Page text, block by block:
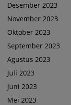
Desember 2023
November 2023
Oktober 2023
September 2023
Agustus 2023
Juli 2023
Juni 2023
Mei 2023